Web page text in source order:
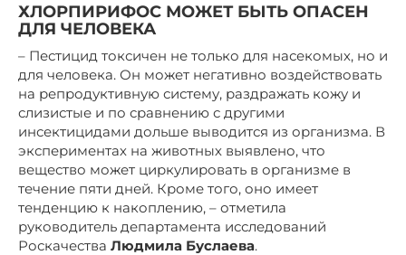
ХЛОРПИРИФОС МОЖЕТ БЫТЬ ОПАСЕН
ДЛЯ ЧЕЛОВЕКА
– Пестицид токсичен не только для насекомых, но и
для человека. Он может негативно воздействовать
на репродуктивную систему, раздражать кожу и
слизистые и по сравнению с другими
инсектицидами дольше выводится из организма. В
экспериментах на животных выявлено, что
вещество может циркулировать в организме в
течение пяти дней. Кроме того, оно имеет
тенденцию к накоплению, – отметила
руководитель департамента исследований
Роскачества Людмила Буслаева.